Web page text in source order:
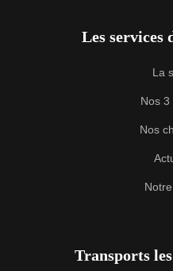
Les services
La
Nos 3
Nos
Transports